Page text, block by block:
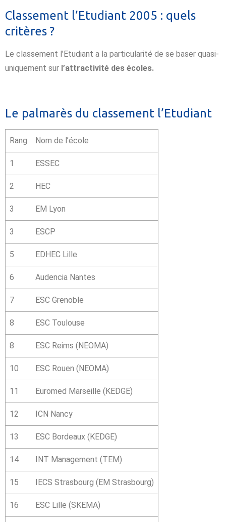
Classement l’Etudiant 2005 : quels
critères ?
Le classement l’Etudiant a la particularité de se baser quasi-
uniquement sur l’attractivité des écoles.
Le palmarès du classement l’Etudiant
Rang Nom de l’école
1 ESSEC
2 HEC
3 EM Lyon
3 ESCP
5 EDHEC Lille
6 Audencia Nantes
7 ESC Grenoble
8 ESC Toulouse
8 ESC Reims (NEOMA)
10 ESC Rouen (NEOMA)
11 Euromed Marseille (KEDGE)
12 ICN Nancy
13 ESC Bordeaux (KEDGE)
14 INT Management (TEM)
15 IECS Strasbourg (EM Strasbourg)
16 ESC Lille (SKEMA)